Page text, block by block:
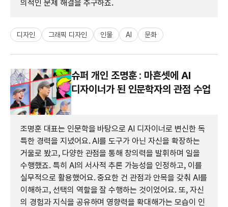
의적인 문제 해결을 추구하죠.
디자인 그래픽 디자인 인물 AI 문화
슈퍼 개인 조명훈 : 마흔셋에 AI
디자이너가 된 인문학자의 관점 수업
조명훈 대표는 인문학을 바탕으로 AI 디자이너로 변신한 독
특한 경력을 지녔어요. AI를 도구가 아닌 자신을 확장하는
거울로 봤고, 다양한 관점을 통해 창의력을 발휘하며 일을
수행했죠. 특히 AI의 서사적 추론 가능성을 인정하고, 이를
실무적으로 활용했어요. 중요한 건 관점과 안목을 갖춰 AI를
이해하고, 선택의 역할을 잘 수행하는 것이었어요. 또, 자신
의 경험과 지식을 공유하며 영향력을 확대해가는 모습이 인